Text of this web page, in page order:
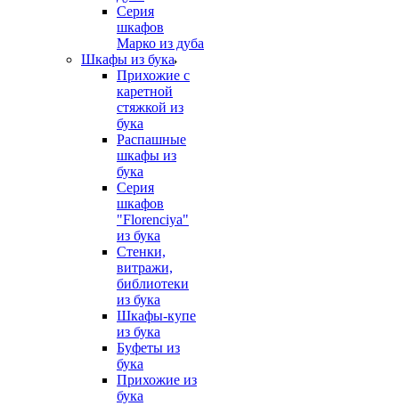
Серия
шкафов
Марко из дуба
Шкафы из бука
Прихожие с
каретной
стяжкой из
бука
Распашные
шкафы из
бука
Серия
шкафов
"Florenciya"
из бука
Стенки,
витражи,
библиотеки
из бука
Шкафы-купе
из бука
Буфеты из
бука
Прихожие из
бука